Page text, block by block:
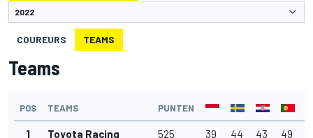
COUREURS TEAMS
Teams
POS TEAMS PUNTEN
1 Toyota Racing 525 39 44 43 49